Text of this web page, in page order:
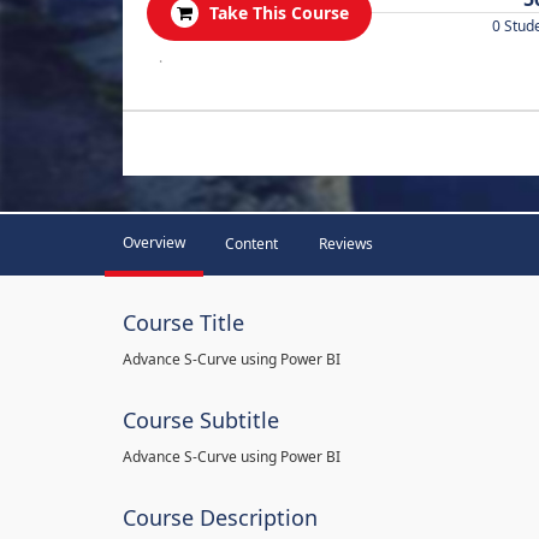
Take This Course
0
.
Overview Content Reviews
Course Title
Advance S-Curve using Power BI
Course Subtitle
Advance S-Curve using Power BI
Course Description